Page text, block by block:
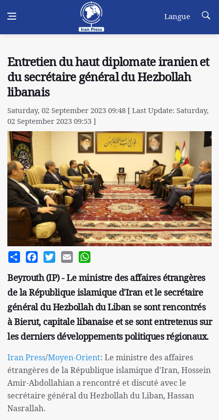
Langue
Entretien du haut diplomate iranien et
du secrétaire général du Hezbollah
libanais
Saturday, 02 September 2023 09:48 [ Last Update: Saturday,
02 September 2023 09:53 ]
Share FacebookTwitterEmail
Beyrouth (IP) - Le ministre des affaires étrangères
de la République islamique d'Iran et le secrétaire
général du Hezbollah du Liban se sont rencontrés
à Bierut, capitale libanaise et se sont entretenus sur
les derniers développements politiques régionaux.
Iran Press/Moyen-Orient: Le ministre des affaires
étrangères de la République islamique d'Iran, Hossein
Amir-Abdollahian a rencontré et discuté avec le
secrétaire général du Hezbollah du Liban, Hassan
Nasrallah.